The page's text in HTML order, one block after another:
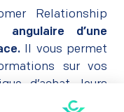
Relationship
angulaire d’une
Il vous permet
sur vos
d’achat, leurs
avec votre